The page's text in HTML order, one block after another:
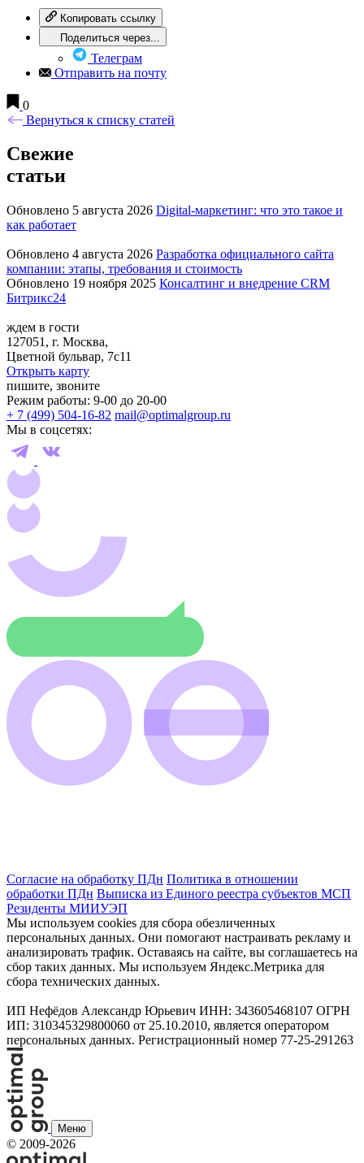
Копировать ссылку
Поделиться через...
Телеграм
Отправить на почту
0
Вернуться к списку статей
Свежие
статьи
Обновлено 5 августа 2026 Digital-маркетинг: что это такое и
как работает
Обновлено 4 августа 2026 Разработка официального сайта
компании: этапы, требования и стоимость
Обновлено 19 ноября 2025 Консалтинг и внедрение CRM
Битрикс24
ждем в гости
127051, г. Москва,
Цветной бульвар, 7с11
Открыть карту
пишите, звоните
Режим работы: 9-00 до 20-00
+ 7 (499) 504-16-82 mail@optimalgroup.ru
Мы в соцсетях:
Согласие на обработку ПДн Политика в отношении
обработки ПДн Выписка из Единого реестра субъектов МСП
Резиденты МИИУЭП
Мы используем cookies для сбора обезличенных
персональных данных. Они помогают настраивать рекламу и
анализировать трафик. Оставаясь на сайте, вы соглашаетесь на
сбор таких данных. Мы используем Яндекс.Метрика для
сбора технических данных.
ИП Нефёдов Александр Юрьевич ИНН: 343605468107 ОГРН
ИП: 310345329800060 от 25.10.2010, является оператором
персональных данных. Регистрационный номер 77-25-291263
Меню
© 2009-2026